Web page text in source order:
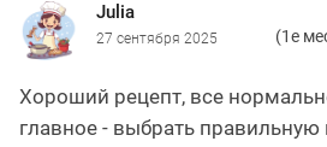
(1е
Julia
27 сентября 2025
Хороший рецепт, все
главное - выбрать